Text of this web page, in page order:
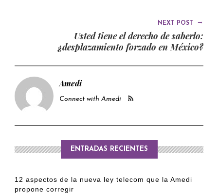
NEXT POST →
Usted tiene el derecho de saberlo:
¿desplazamiento forzado en México?
Amedi
Connect with Amedi
ENTRADAS RECIENTES
12 aspectos de la nueva ley telecom que la Amedi
propone corregir